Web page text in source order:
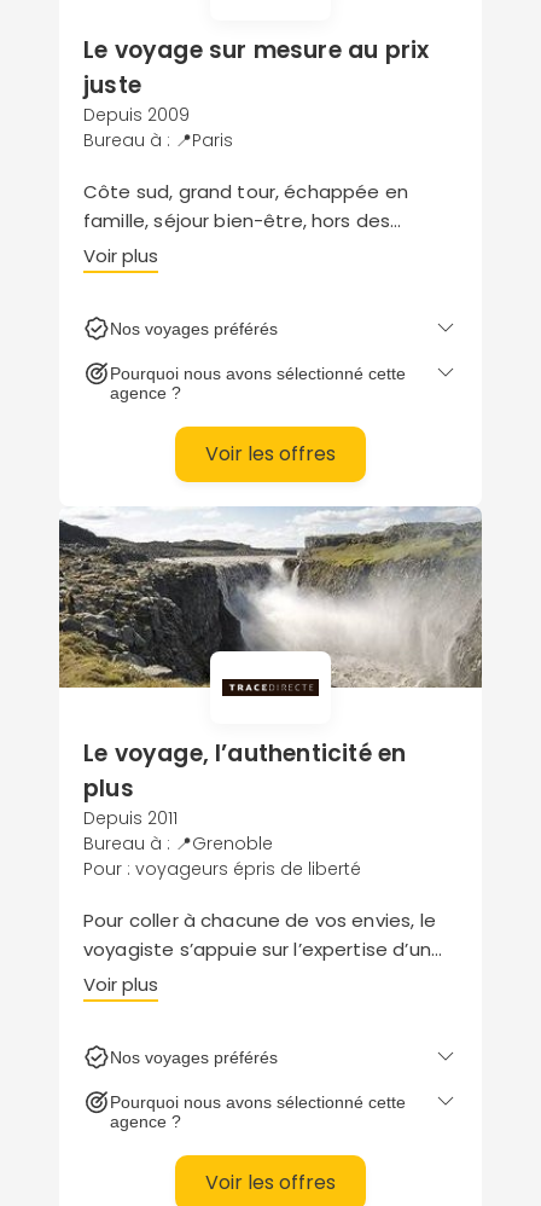
Le voyage sur mesure au prix
juste
Depuis 2009
Bureau à : 📍Paris
Côte sud, grand tour, échappée en
famille, séjour bien-être, hors des
sentiers ou slow travel… Evaneos dévoile
une collection d’inspirations hétéroclite
choix.
Voir plus
Nos voyages préférés
Pourquoi nous avons sélectionné cette
agence ?
Voir les offres
Le voyage, l’authenticité en
plus
Depuis 2011
Bureau à : 📍Grenoble
Pour : voyageurs épris de liberté
Pour coller à chacune de vos envies, le
voyagiste s’appuie sur l’expertise d’un
professionnel local. La sélection dédiée
au pays du feu et de la glace présente
self drive et en 4x4.
Voir plus
Nos voyages préférés
Pourquoi nous avons sélectionné cette
agence ?
Voir les offres